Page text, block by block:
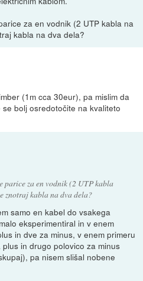
za en vodnik (2 UTP kabla na
kabla na dva dela?
(1m cca 30eur), pa mislim da
bolj osredotočite na kvaliteto
parice za en vodnik (2 UTP kabla
znotraj kabla na dva dela?
samo en kabel do vsakega
eksperimentiral in v enem
in dve za minus, v enem primeru
in drugo polovico za minus
pa nisem slišal nobene